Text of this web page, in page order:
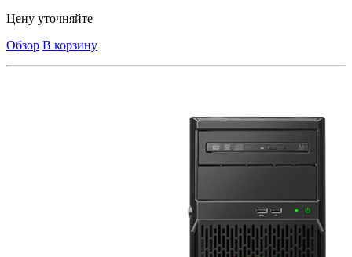
Цену уточняйте
Обзор В корзину